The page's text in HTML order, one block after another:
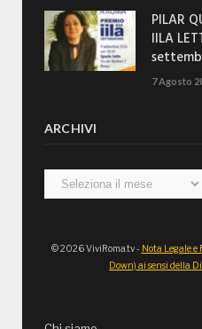
PILAR
IILA
7 Agosto
ARCHIVI
Archivi
© 2026 ViviRoma.tv - Nota Legale e
Down) ai sensi della